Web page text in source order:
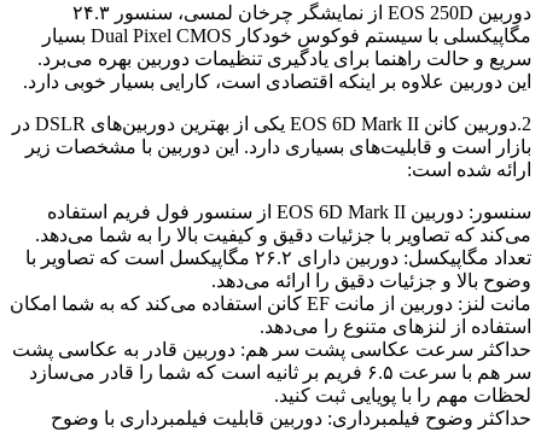
دوربین EOS 250D از نمایشگر چرخان لمسی، سنسور ۲۴.۳
مگاپیکسلی با سیستم فوکوس خودکار Dual Pixel CMOS بسیار
سریع و حالت راهنما برای یادگیری تنظیمات دوربین بهره می‌برد.
این دوربین علاوه بر اینکه اقتصادی است، کارایی بسیار خوبی دارد.
2.دوربین کانن EOS 6D Mark II یکی از بهترین دوربین‌های DSLR در
بازار است و قابلیت‌های بسیاری دارد. این دوربین با مشخصات زیر
ارائه شده است:
سنسور: دوربین EOS 6D Mark II از سنسور فول فریم استفاده
می‌کند که تصاویر با جزئیات دقیق و کیفیت بالا را به شما می‌دهد.
تعداد مگاپیکسل: دوربین دارای ۲۶.۲ مگاپیکسل است که تصاویر با
وضوح بالا و جزئیات دقیق را ارائه می‌دهد.
مانت لنز: دوربین از مانت EF کانن استفاده می‌کند که به شما امکان
استفاده از لنزهای متنوع را می‌دهد.
حداکثر سرعت عکاسی پشت سر هم: دوربین قادر به عکاسی پشت
سر هم با سرعت ۶.۵ فریم بر ثانیه است که شما را قادر می‌سازد
لحظات مهم را با پویایی ثبت کنید.
حداکثر وضوح فیلمبرداری: دوربین قابلیت فیلمبرداری با وضوح